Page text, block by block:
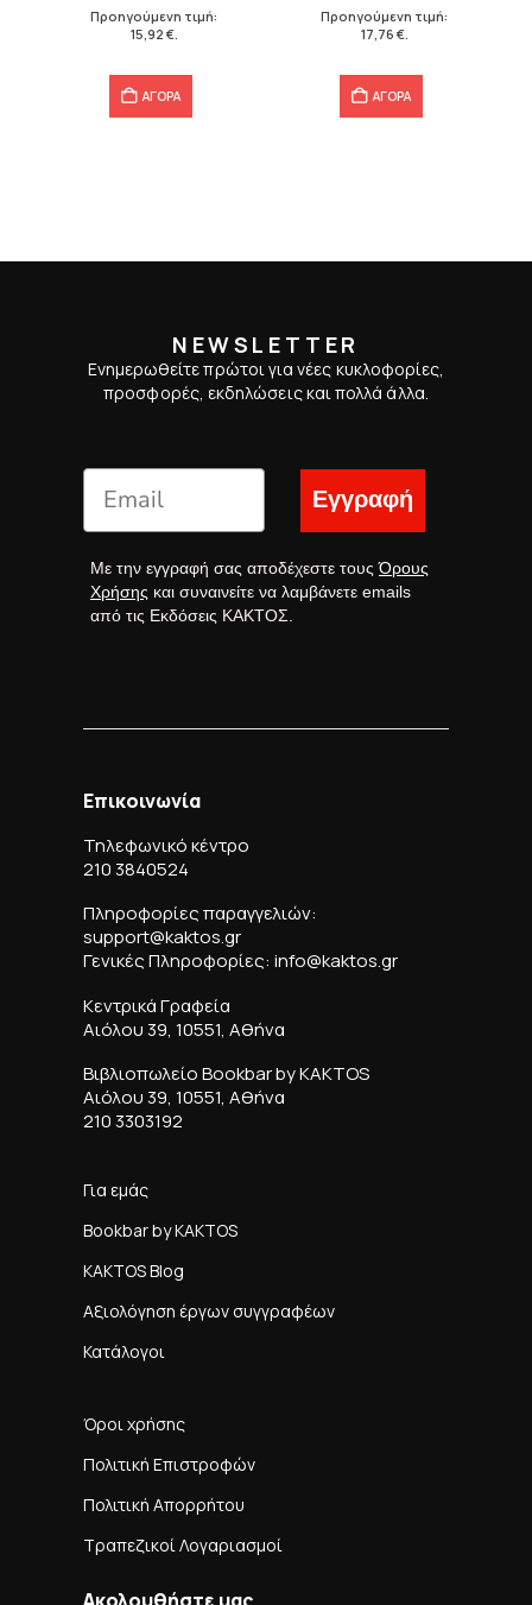
15,92 €.
Προηγούμενη τιμή:
15,92 €.
ΑΓΟΡΑ
17,76 €.
Προηγούμενη τιμή:
17,76 €.
ΑΓΟΡΑ
NEWSLETTER
Ενημερωθείτε πρώτοι για νέες κυκλοφορίες,
προσφορές, εκδηλώσεις και πολλά άλλα.
Εγγραφή
Με την εγγραφή σας αποδέχεστε τουςΌρους
Χρήσης και συναινείτε να λαμβάνετε emails
από τις Εκδόσεις ΚΑΚΤΟΣ.
Επικοινωνία
Τηλεφωνικό κέντρο
210 3840524
Πληροφορίες παραγγελιών:
support@kaktos.gr
Γενικές Πληροφορίες: info@kaktos.gr
Κεντρικά Γραφεία
Αιόλου 39, 10551, Αθήνα
Βιβλιοπωλείο Bookbar by KAKTOS
Αιόλου 39, 10551, Αθήνα
210 3303192
Για εμάς
Bookbar by KAKTOS
KAKTOS Blog
Αξιολόγηση έργων συγγραφέων
Κατάλογοι
Όροι χρήσης
Πολιτική Επιστροφών
Πολιτική Απορρήτου
Τραπεζικοί Λογαριασμοί